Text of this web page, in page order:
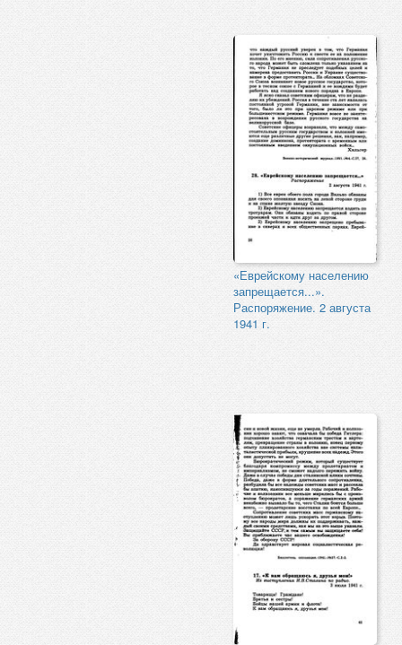
«Еврейскому населению
запрещается...».
Распоряжение. 2 августа
1941 г.